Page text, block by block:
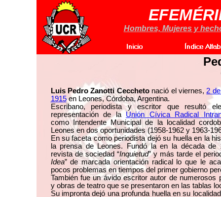
Hombres, Mujeres y
Luis Pedro Zanotti Cecchetonació el viernes, 2
1915en Leones, Córdoba, Argentina.
Escribano, periodista y escritor que resultó
representación de la Unión Cívica Radical
como Intendente Municipal de la localidad
Leones en dos oportunidades (1958-1962 y 1963-
En su faceta como periodista dejó su huella en la
la prensa de Leones. Fundó la en la década de
revista de sociedad “Inquietud” y más tarde el
Idea” de marcada orientación radical lo que le
pocos problemas en tiempos del primer gobierno
También fue un ávido escritor autor de numerosos
y obras de teatro que se presentaron en las tablas
Su impronta dejó una profunda huella en su